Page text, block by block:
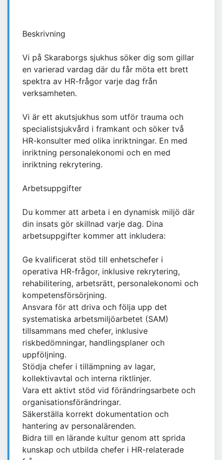
Beskrivning
Vi på Skaraborgs sjukhus söker dig som gillar
en varierad vardag där du får möta ett brett
spektra av HR-frågor varje dag från
verksamheten.
Vi är ett akutsjukhus som utför trauma och
specialistsjukvård i framkant och söker två
HR-konsulter med olika inriktningar. En med
inriktning personalekonomi och en med
inriktning rekrytering.
Arbetsuppgifter
Du kommer att arbeta i en dynamisk miljö där
din insats gör skillnad varje dag. Dina
arbetsuppgifter kommer att inkludera:
Ge kvalificerat stöd till enhetschefer i
operativa HR-frågor, inklusive rekrytering,
rehabilitering, arbetsrätt, personalekonomi och
kompetensförsörjning.
Ansvara för att driva och följa upp det
systematiska arbetsmiljöarbetet (SAM)
tillsammans med chefer, inklusive
riskbedömningar, handlingsplaner och
uppföljning.
Stödja chefer i tillämpning av lagar,
kollektivavtal och interna riktlinjer.
Vara ett aktivt stöd vid förändringsarbete och
organisationsförändringar.
Säkerställa korrekt dokumentation och
hantering av personalärenden.
Bidra till en lärande kultur genom att sprida
kunskap och utbilda chefer i HR-relaterade